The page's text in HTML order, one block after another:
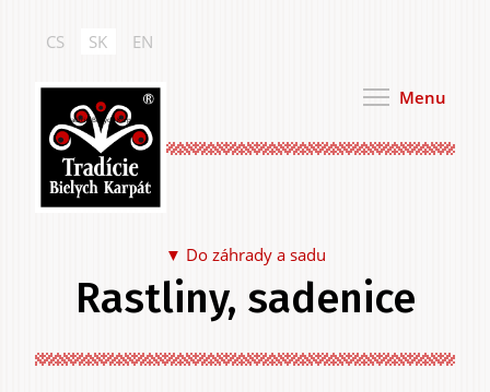
obsah
Tradície Bielych Karpát
Menu
CS SK EN
Do záhrady a sadu
Rastliny, sadenice